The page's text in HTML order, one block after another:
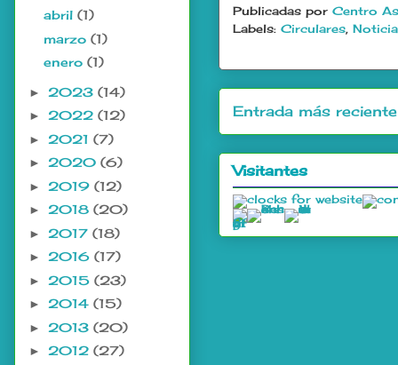
Publicadas por Centro
Labels: Circulares,
Entrada más reciente
Visitantes
abril (1)
marzo (1)
enero (1)
► 2023 (14)
► 2022 (12)
► 2021 (7)
► 2020 (6)
► 2019 (12)
► 2018 (20)
► 2017 (18)
► 2016 (17)
► 2015 (23)
► 2014 (15)
► 2013 (20)
► 2012 (27)